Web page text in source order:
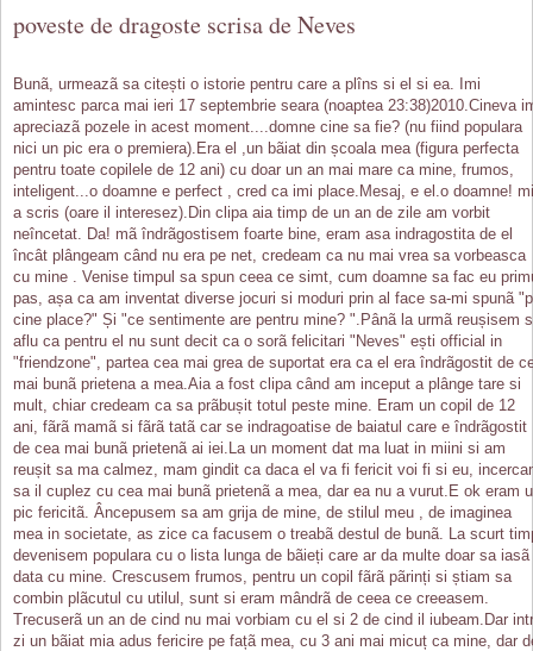
poveste de dragoste scrisa de Neves
Bunã, urmeazã sa citești o istorie pentru care a plîns si el si ea. Imi
amintesc parca mai ieri 17 septembrie seara (noaptea 23:38)2010.Cineva
apreciazã pozele in acest moment....domne cine sa fie? (nu fiind populara
nici un pic era o premiera).Era el ,un bãiat din școala mea (figura perfecta
pentru toate copilele de 12 ani) cu doar un an mai mare ca mine, frumos,
inteligent...o doamne e perfect , cred ca imi place.Mesaj, e el.o doamne!
a scris (oare il interesez).Din clipa aia timp de un an de zile am vorbit
neîncetat. Da! mã îndrãgostisem foarte bine, eram asa indragostita de el
încât plângeam când nu era pe net, credeam ca nu mai vrea sa vorbeasca
cu mine . Venise timpul sa spun ceea ce simt, cum doamne sa fac eu
pas, așa ca am inventat diverse jocuri si moduri prin al face sa-mi spunã
cine place?" Și "ce sentimente are pentru mine? ".Pânã la urmã reușisem
aflu ca pentru el nu sunt decit ca o sorã felicitari "Neves" ești official in
"friendzone", partea cea mai grea de suportat era ca el era îndrãgostit de
mai bunã prietena a mea.Aia a fost clipa când am inceput a plânge tare si
mult, chiar credeam ca sa prãbușit totul peste mine. Eram un copil de 12
ani, fãrã mamã si fãrã tatã car se indragoatise de baiatul care e îndrãgostit
de cea mai bunã prietenã ai iei.La un moment dat ma luat in miini si am
reușit sa ma calmez, mam gindit ca daca el va fi fericit voi fi si eu,
sa il cuplez cu cea mai bunã prietenã a mea, dar ea nu a vurut.E ok eram
pic fericitã. Âncepusem sa am grija de mine, de stilul meu , de imaginea
mea in societate, as zice ca facusem o treabã destul de bunã. La scurt
devenisem populara cu o lista lunga de bãieți care ar da multe doar sa iasã
data cu mine. Crescusem frumos, pentru un copil fãrã pãrinți si știam sa
combin plãcutul cu utilul, sunt si eram mândrã de ceea ce creeasem.
Trecuserã un an de cind nu mai vorbiam cu el si 2 de cind il iubeam.Dar
zi un bãiat mia adus fericire pe fațã mea, cu 3 ani mai micuț ca mine, dar